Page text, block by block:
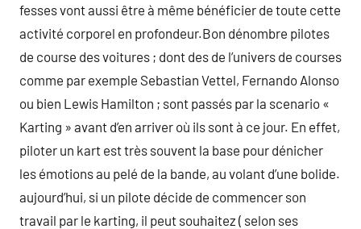
fesses vont aussi être à même bénéficier de toute cette
activité corporel en profondeur.Bon dénombre pilotes
de course des voitures ; dont des de l’univers de courses
comme par exemple Sebastian Vettel, Fernando Alonso
ou bien Lewis Hamilton ; sont passés par la scenario «
Karting » avant d’en arriver où ils sont à ce jour. En effet,
piloter un kart est très souvent la base pour dénicher
les émotions au pelé de la bande, au volant d’une bolide.
aujourd’hui, si un pilote décide de commencer son
travail par le karting, il peut souhaitez ( selon ses